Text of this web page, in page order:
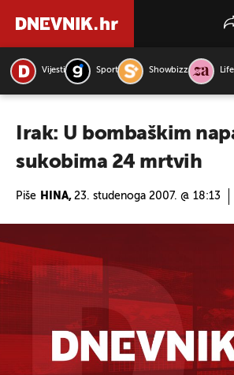
Vijesti Sport Showbizz
Irak: U bombaškim
sukobima 24 mrtvih
Piše HINA, 23. studenoga 2007. @ 18:13
PRETRAŽITE VIJESTI